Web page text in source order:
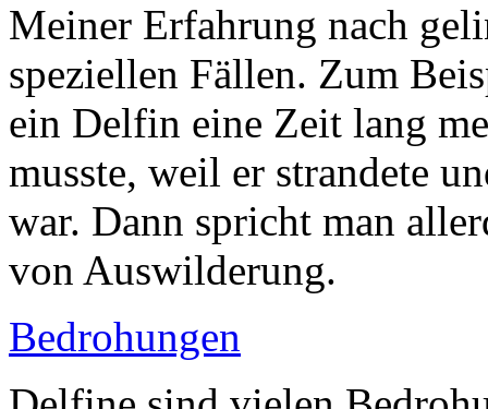
Meiner Erfahrung nach
speziellen Fällen. Zum
ein Delfin eine Zeit lang
musste, weil er strandete
war. Dann spricht man
von Auswilderung.
Bedrohungen